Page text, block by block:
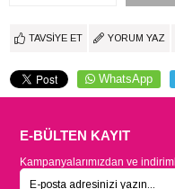
TAVSIYE ET YORUM YAZ
WhatsApp
E-BÜLTEN KAYIT
Kampanyalarımızdan ve